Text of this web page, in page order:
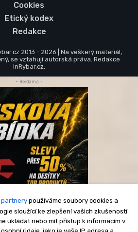
Cookies
Etický kodex
Redakce
2013 - 2026 | Na veškerý materiál,
se vztahují autorská práva. Redakce
InRybar.cz.
partnery používáme soubory cookies a
sloužící ke zlepšení vašich zkušeností
ukládat nebo mít přístup k informacím v
- Reklama -
-Reklama-